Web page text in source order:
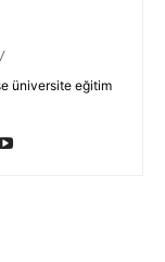
üniversite eğitim